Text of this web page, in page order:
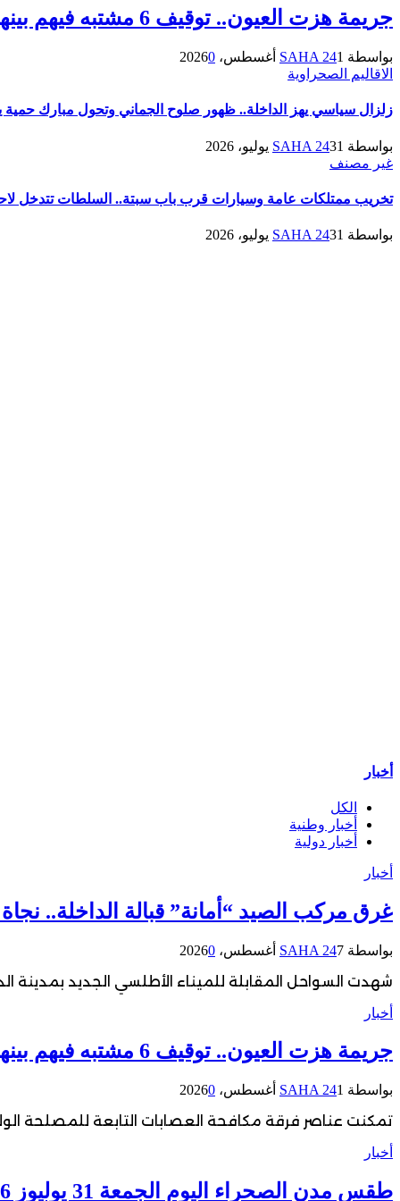
جريمة هزت العيون.. توقيف 6 مشتبه فيهم بينهم قاصر في قضية مقتل فتاة ورمي جثتها بوادي الساقية الحمراء
بواسطة SAHA 241 أغسطس، 2026
0
الاقاليم الصحراوية
زلزال سياسي يهز الداخلة.. ظهور صلوح الجماني وتحول مبارك حمية
بواسطة SAHA 2431 يوليو، 2026
غير مصنف
تخريب ممتلكات عامة وسيارات قرب باب سبتة.. السلطات تتدخل
بواسطة SAHA 2431 يوليو، 2026
أخبار
الكل
أخبار وطنية
أخبار دولية
أخبار
غرق مركب الصيد “أمانة” قبالة الداخلة.. نجاة 18 بحارًا واستنفار واسع لكشف ملابسات الحادث
بواسطة SAHA 247 أغسطس، 2026 0
شهدت السواحل المقابلة للميناء الأطلسي الجديد بمدينة
أخبار
جريمة هزت العيون.. توقيف 6 مشتبه فيهم بينهم قاصر في قضية مقتل فتاة ورمي جثتها بوادي الساقية الحمراء
بواسطة SAHA 241 أغسطس، 2026 0
تمكنت عناصر فرقة مكافحة العصابات التابعة للمصلحة
أخبار
طقس مدن الصحراء اليوم الجمعة 31 يوليوز 2026.. ارتفاع درجات الحرارة ورياح قوية بعدد من الأقاليم